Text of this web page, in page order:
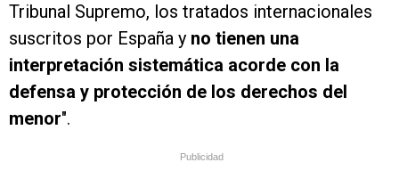
Tribunal Supremo, los tratados internacionales
suscritos por España y no tienen una
interpretación sistemática acorde con la
defensa y protección de los derechos del
menor".
Publicidad